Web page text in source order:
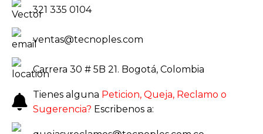
321 335 0104
ventas@tecnoples.com
Carrera 30 # 5B 21. Bogotá, Colombia
Tienes alguna Peticion, Queja, Reclamo o
Sugerencia? Escribenos a: